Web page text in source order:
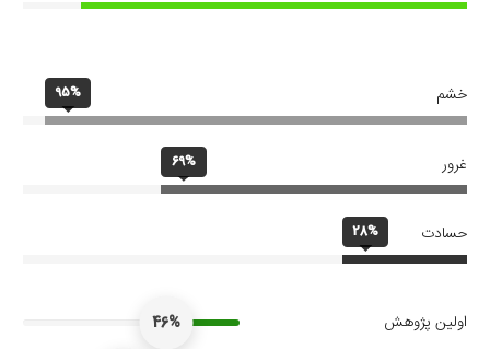
خشم 95%
غرور 69%
حسادت 28%
اولین پژوهش 46%